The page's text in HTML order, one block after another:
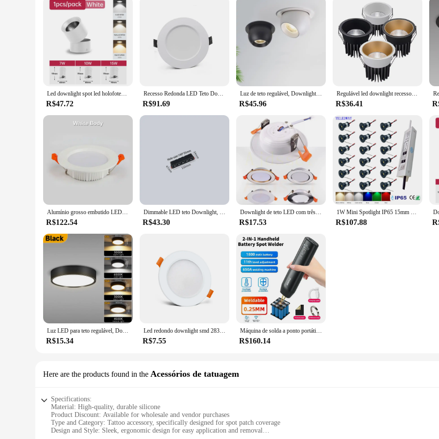
The Spot patch cover has been trusted by beauty enthusiasts and professionals alike for its superior performance and property. Its ability to
healing, making it an indispensable accessory for anyone aiming for a flawless look. The patches are designed to be used in a variety of
maintain a perfect complexion whenever you need it. With its sleek design and reliable performance, the Spot patch cover is a must-have
appearance.
Led downlight spot led holofotes dobrável 220v 7w/10/15w 3 cores sala de estar luminária lâmpada do teto para casa cozinha interior
R$47.72
Recesso Redonda LED Teto Downlight, Quarto e Sala de Iluminação, Spot Lamp, Home Decor, Interior, 10Pcs por lote, 220V
R$91.69
Luz de teto regulável, Downlight Redonda, 355 Ângulo, Girar, COB Recesso, Fundo Interior, Sala de estar, 7W, 9W, 12W
R$45.96
Regulável led downlight recesso lâmpada do teto holofote de alumínio cob 110v 220v casa escritório loja ponto led buraco 65/75/90mm
R$36.41
Alumínio grosso embutido LED Downlight, Indoor Down Lamp, Iluminação para Quarto e Cozinha, 12W, 15W, 18W, 9W, AC 220V, 5W, 7W, 110V, 10 PCes
R$122.54
Dimmable LED teto Downlight, Lâmpada embutida Grelha, Luzes de linha, Iluminação interior, Spot Lamp, 10W, 20W, 30W, AC 220V, 110V
R$43.30
Downlight de teto LED com três cores, luz de teto, frio, quente, branco, escurecimento, ponto, 5W, 7W, 9W, 12W, 15W, 220V
R$17.53
1W Mini Spotlight IP65 15mm Recesso Spot Leds Luzes 12V Teto Downlight Stair Cabinet Spots Lâmpada com Transformador 110V-220V
R$107.88
Luz LED para teto regulável, Downlight montado na superfície, Luzes do painel do banheiro, Lâmpada da sala de estar, 5 W, 10 W, 15 W, 25W
R$15.34
Led redondo downlight smd 2835 led recesso downlight 3w 5 7 9 12 driverless ac220v luz do ponto de teto iluminação interior
R$7.55
Máquina de solda a ponto portátil, folha de níquel, 80 engrenagens, soldagem elétrica ajustável, tela lcd para bateria de lítio 18650
R$160.14
Here are the products found in the Acessórios de tatuagem
Specifications:
Material: High-quality, durable silicone
Product Discount: Available for wholesale and vendor purchases
Type and Category: Tattoo accessory, specifically designed for spot patch coverage
Design and Style: Sleek, ergonomic design for easy application and removal